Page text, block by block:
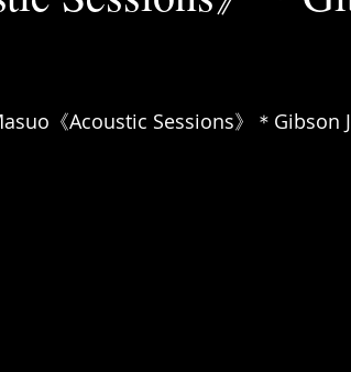
す。
《Acoustic Sessions》＊Gibson